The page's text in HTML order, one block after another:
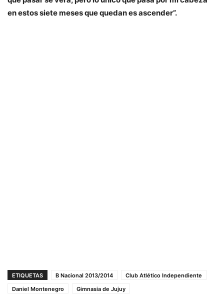
en estos siete meses que quedan es ascender”.
ETIQUETAS B Nacional 2013/2014
Club Atlético Independiente
Daniel Montenegro
Gimnasia de Jujuy